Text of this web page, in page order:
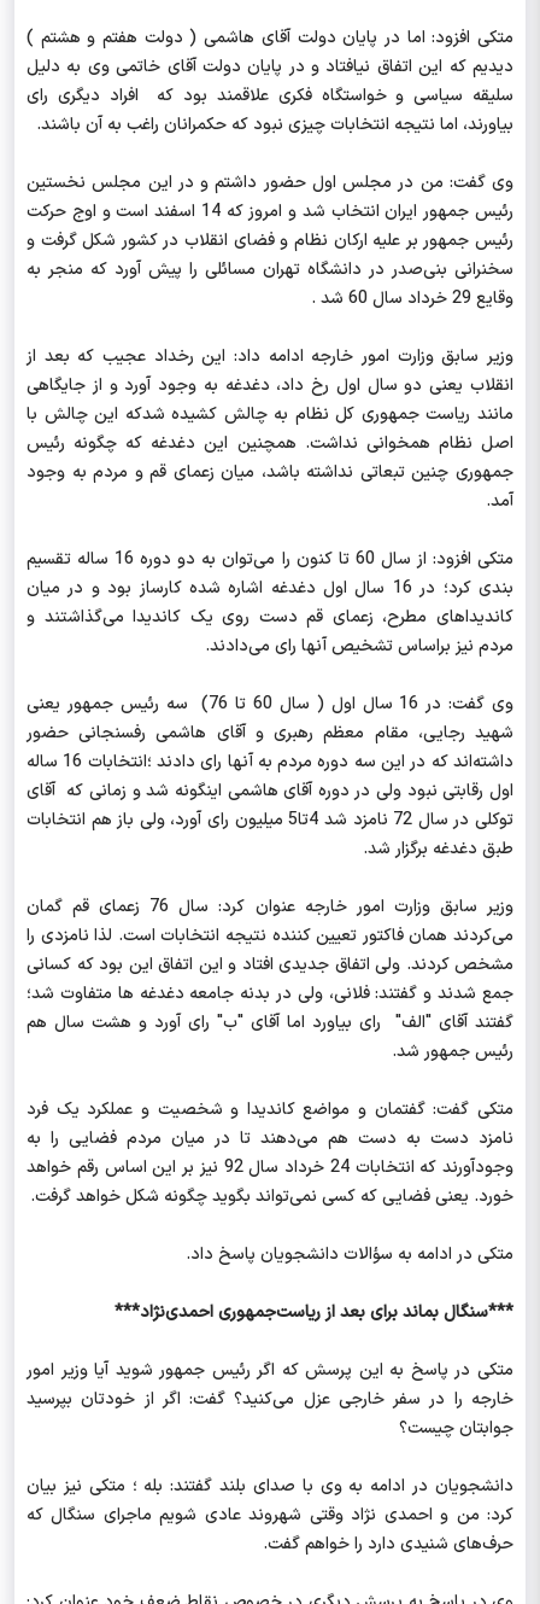
متکی افزود: اما در پایان دولت آقای هاشمی ( دولت هفتم و هشتم )
دیدیم که این اتفاق نیافتاد و در پایان دولت آقای خاتمی وی به دلیل
سلیقه سیاسی و خواستگاه فکری علاقمند بود که افراد دیگری رای
بیاورند، اما نتیجه انتخابات چیزی نبود که حکمرانان راغب به آن باشند.
وی گفت: من در مجلس اول حضور داشتم و در این مجلس نخستین
رئیس جمهور ایران انتخاب شد و امروز که 14 اسفند است و اوج حرکت
رئیس جمهور بر علیه ارکان نظام و فضای انقلاب در کشور شکل گرفت و
سخنرانی بنی‌صدر در دانشگاه تهران مسائلی را پیش آورد که منجر به
وقایع 29 خرداد سال 60 شد .
وزیر سابق وزارت امور خارجه ادامه داد: این رخداد عجیب که بعد از
انقلاب یعنی دو سال اول رخ داد، دغدغه به وجود آورد و از جایگاهی
مانند ریاست جمهوری کل نظام به چالش کشیده شدکه این چالش با
اصل نظام همخوانی نداشت. همچنین این دغدغه که چگونه رئیس
جمهوری چنین تبعاتی نداشته باشد، میان زعمای قم و مردم به وجود
آمد.
متکی افزود: از سال 60 تا کنون را می‌توان به دو دوره 16 ساله تقسیم
بندی کرد؛ در 16 سال اول دغدغه اشاره شده کارساز بود و در میان
کاندیداهای مطرح، زعمای قم دست روی یک کاندیدا می‌گذاشتند و
مردم نیز براساس تشخیص آنها رای می‌دادند.
وی گفت: در 16 سال اول ( سال 60 تا 76) سه رئیس جمهور یعنی
شهید رجایی،‌ مقام معظم رهبری و آقای هاشمی رفسنجانی حضور
داشته‌اند که در این سه دوره مردم به آنها رای دادند ؛‌انتخابات 16 ساله
اول رقابتی نبود ولی در دوره آقای هاشمی اینگونه شد و زمانی که آقای
توکلی در سال 72 نامزد شد 4تا5 میلیون رای آورد، ولی باز هم انتخابات
طبق دغدغه برگزار شد.
وزیر سابق وزارت امور خارجه عنوان کرد: سال 76 زعمای قم گمان
می‌کردند همان فاکتور تعیین کننده نتیجه انتخابات است. لذا نامزدی را
مشخص کردند. ولی اتفاق جدیدی افتاد و این اتفاق این بود که کسانی
جمع شدند و گفتند: فلانی، ولی در بدنه جامعه دغدغه ها متفاوت شد؛‌
گفتند آقای "الف" رای بیاورد اما آقای "ب" رای آورد و هشت سال هم
رئیس جمهور شد.
متکی گفت: گفتمان و مواضع کاندیدا و شخصیت و عملکرد یک فرد
نامزد دست به دست هم می‌دهند تا در میان مردم فضایی را به
وجودآورند که انتخابات 24 خرداد سال 92 نیز بر این اساس رقم خواهد
خورد. یعنی فضایی که کسی نمی‌تواند بگوید چگونه شکل خواهد گرفت.
متکی در ادامه به سؤالات دانشجویان پاسخ داد.
***سنگال بماند برای بعد از ریاست‌جمهوری احمدی‌نژاد***
متکی در پاسخ به این پرسش که اگر رئیس جمهور شوید آیا وزیر امور
خارجه را در سفر خارجی عزل می‌کنید؟ گفت: اگر از خودتان بپرسید
جوابتان چیست؟
دانشجویان در ادامه به وی با صدای بلند گفتند: بله ؛ متکی نیز بیان
کرد: من و احمدی نژاد وقتی شهروند عادی شویم ماجرای سنگال که
حرف‌های شنیدی دارد را خواهم گفت.